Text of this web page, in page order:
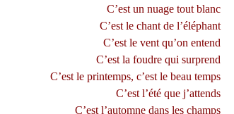
C’est un nuage tout blanc
C’est le chant de l’éléphant
C’est le vent qu’on entend
C’est la foudre qui surprend
C’est le printemps, c’est le beau temps
C’est l’été que j’attends
C’est l’automne dans les champs